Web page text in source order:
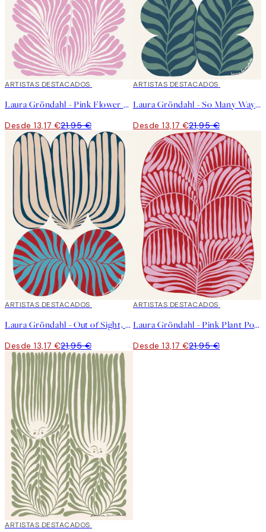
40%*
ARTISTAS DESTACADOS
Laura Gröndahl - Pink Flower Poster
Desde 13,17 €21,95 €
40%*
ARTISTAS DESTACADOS
Laura Gröndahl - So Many Ways Poster
Desde 13,17 €21,95 €
40%*
ARTISTAS DESTACADOS
Laura Gröndahl - Out of Sight, Out of Mind Poster
Desde 13,17 €21,95 €
40%*
ARTISTAS DESTACADOS
Laura Gröndahl - Pink Plant Poster
Desde 13,17 €21,95 €
40%*
ARTISTAS DESTACADOS